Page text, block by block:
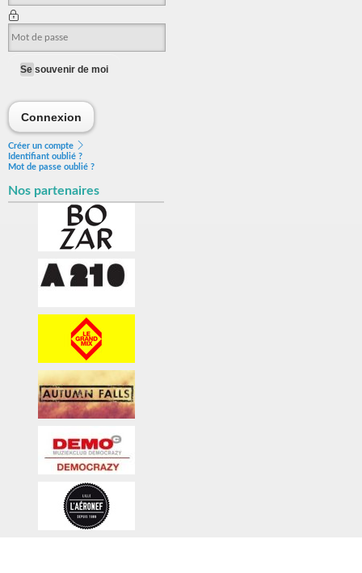
Se souvenir de moi
Connexion
Créer un compte
Identifiant oublié ?
Mot de passe oublié ?
Nos partenaires